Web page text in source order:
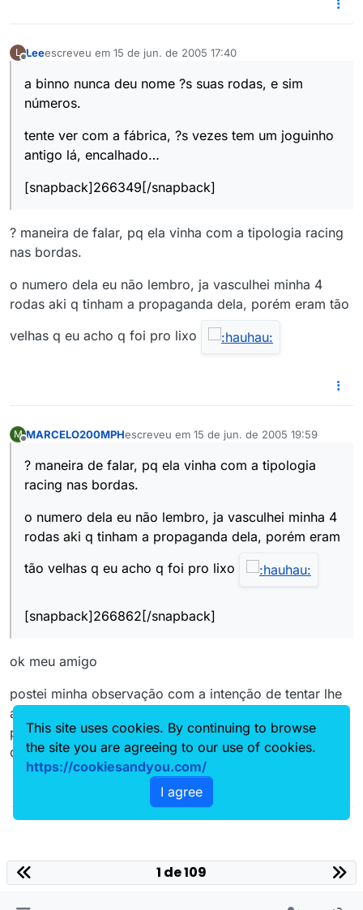
L Leeescreveu em 15 de jun. de 2005 17:40
última edição por
a binno nunca deu nome ?s suas rodas, e sim
números.
tente ver com a fábrica, ?s vezes tem um joguinho
antigo lá, encalhado…
[snapback]266349[/snapback]
? maneira de falar, pq ela vinha com a tipologia racing
nas bordas.
o numero dela eu não lembro, ja vasculhei minha 4
rodas aki q tinham a propaganda dela, porém eram tão
velhas q eu acho q foi pro lixo
M MARCELO200MPHescreveu em 15 de jun. de 2005 19:59
última edição por
? maneira de falar, pq ela vinha com a tipologia
racing nas bordas.
o numero dela eu não lembro, ja vasculhei minha 4
rodas aki q tinham a propaganda dela, porém eram
tão velhas q eu acho q foi pro lixo
[snapback]266862[/snapback]
ok meu amigo
postei minha observação com a intenção de tentar lhe
ajuadar a achar tal roda, se você tivesse o né dela
poderia consultar as propagandas nas minhas
quatrorodas antigas
1 de 109
This site uses cookies. By continuing to browse
the site you are agreeing to our use of cookies.
https://cookiesandyou.com/
I agree